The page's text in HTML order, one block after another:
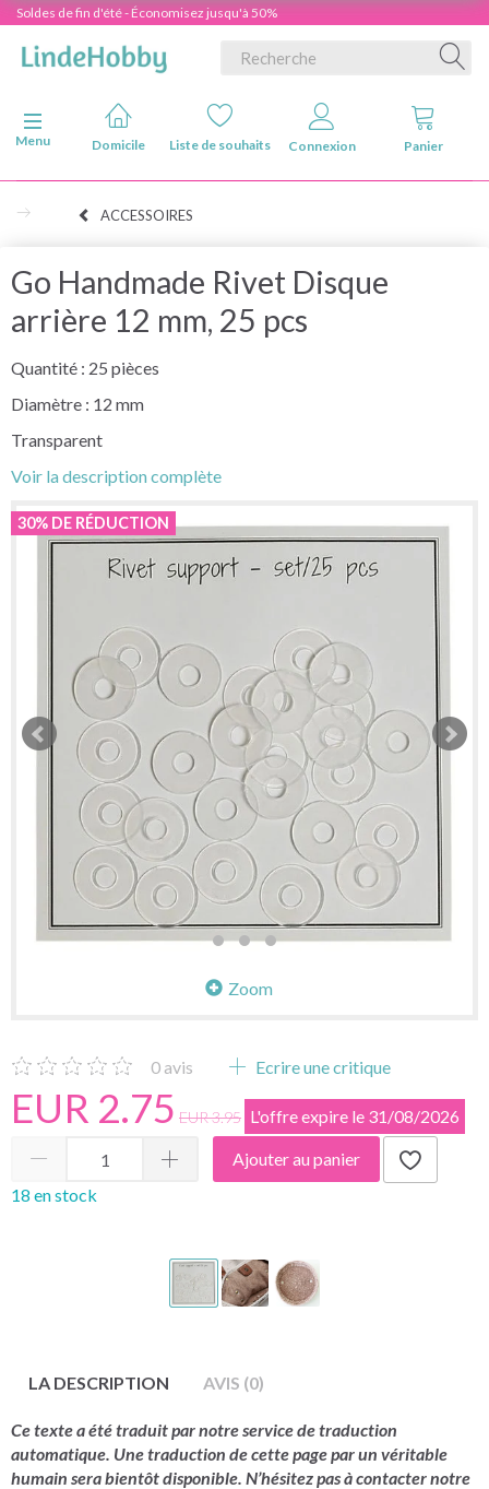
Soldes de fin d'été - Économisez jusqu'à 50%
Basculer la navigation
Menu
Domicile Liste de souhaits Connexion Panier
ACCESSOIRES
Go Handmade Rivet Disque
arrière 12 mm, 25 pcs
Quantité : 25 pièces
Diamètre : 12 mm
Transparent
Voir la description complète
30% DE RÉDUCTION
Zoom
0 avis Ecrire une critique
EUR 2.75 EUR 3.95 L'offre expire le 31/08/2026
Ajouter au panier
18 en stock
LA DESCRIPTION AVIS (0)
Ce texte a été traduit par notre service de traduction
automatique. Une traduction de cette page par un véritable
humain sera bientôt disponible. N’hésitez pas à contacter notre